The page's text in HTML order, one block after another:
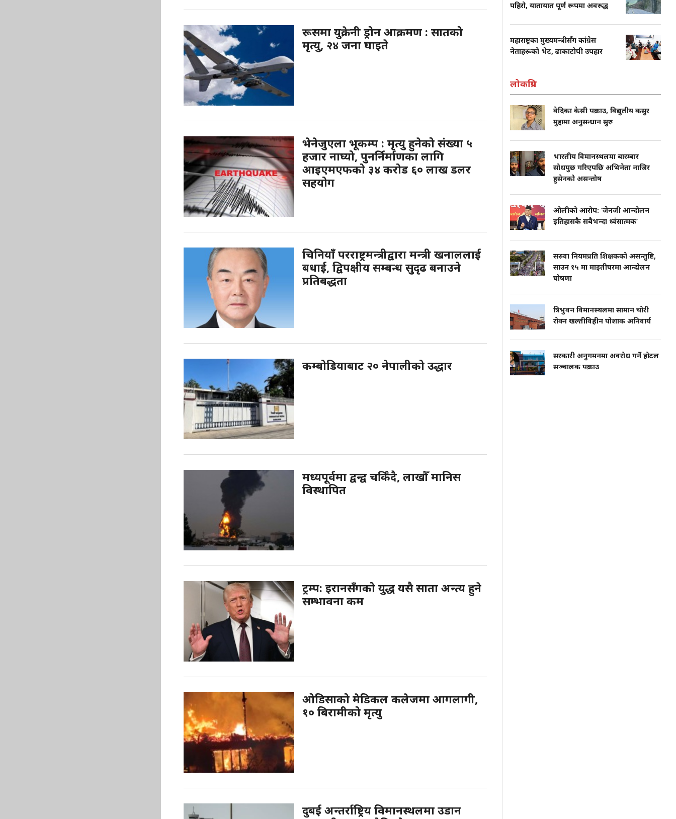
रूसमा युक्रेनी ड्रोन आक्रमण : सातको
मृत्यु, २४ जना घाइते
भेनेजुएला भूकम्प : मृत्यु हुनेको संख्या ५
हजार नाघ्यो, पुनर्निर्माणका लागि
आइएमएफको ३४ करोड ६० लाख डलर
सहयोग
चिनियाँ परराष्ट्रमन्त्रीद्वारा मन्त्री खनाललाई
बधाई, द्विपक्षीय सम्बन्ध सुदृढ बनाउने
प्रतिबद्धता
कम्बोडियाबाट २० नेपालीको उद्धार
मध्यपूर्वमा द्वन्द्व चर्किँदै, लाखौँ मानिस
विस्थापित
ट्रम्प: इरानसँगको युद्ध यसै साता अन्त्य हुने
सम्भावना कम
ओडिसाको मेडिकल कलेजमा आगलागी,
१० बिरामीको मृत्यु
दुबई अन्तर्राष्ट्रिय विमानस्थलमा उडान
पहिरो, यातायात पूर्ण रूपमा अवरुद्ध
महाराष्ट्रका मुख्यमन्त्रीसँग कांग्रेस
नेताहरूको भेट, ढाकाटोपी उपहार
लोकप्रिय
वेदिका केसी पक्राउ, विद्युतीय कसुर
मुद्दामा अनुसन्धान सुरु
भारतीय विमानस्थलमा बारम्बार
सोधपुछ गरिएपछि अभिनेता नाजिर
हुसेनको असन्तोष
ओलीको आरोप: ‘जेनजी आन्दोलन
इतिहासकै सबैभन्दा ध्वंसात्मक’
सरुवा नियमप्रति शिक्षकको असन्तुष्टि,
साउन १५ मा माइतीघरमा आन्दोलन
घोषणा
त्रिभुवन विमानस्थलमा सामान चोरी
रोक्न खल्तीविहीन पोशाक अनिवार्य
सरकारी अनुगमनमा अवरोध गर्ने होटल
सञ्चालक पक्राउ